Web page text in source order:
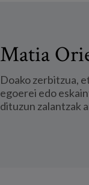
Matia
Doako zerbitzua,
egoerei edo
dituzun zalantzak